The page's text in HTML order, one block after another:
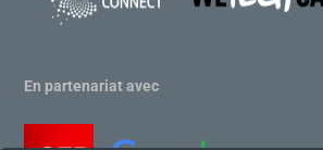
En partenariat avec